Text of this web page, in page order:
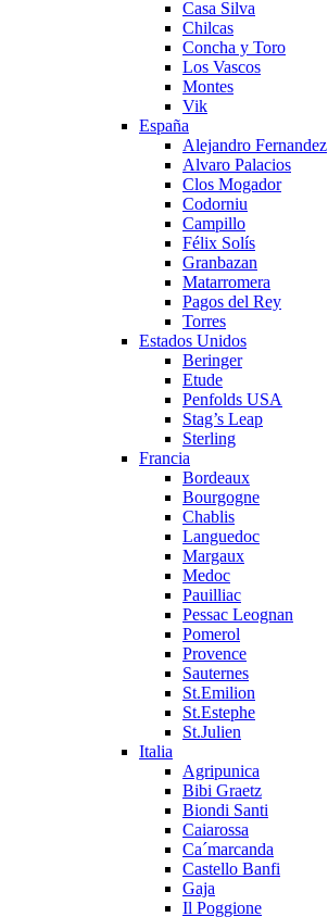
Casa Silva
Chilcas
Concha y Toro
Los Vascos
Montes
Vik
España
Alejandro Fernandez
Alvaro Palacios
Clos Mogador
Codorniu
Campillo
Félix Solís
Granbazan
Matarromera
Pagos del Rey
Torres
Estados Unidos
Beringer
Etude
Penfolds USA
Stag’s Leap
Sterling
Francia
Bordeaux
Bourgogne
Chablis
Languedoc
Margaux
Medoc
Pauilliac
Pessac Leognan
Pomerol
Provence
Sauternes
St.Emilion
St.Estephe
St.Julien
Italia
Agripunica
Bibi Graetz
Biondi Santi
Caiarossa
Ca´marcanda
Castello Banfi
Gaja
Il Poggione